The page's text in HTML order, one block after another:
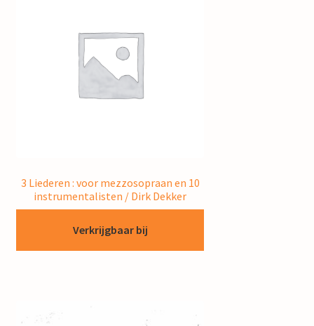
3 Liederen : voor mezzosopraan en 10
instrumentalisten / Dirk Dekker
Verkrijgbaar bij